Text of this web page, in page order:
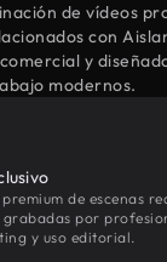
de vídeos
con
y
modernos.
de escenas
por
y uso editorial.